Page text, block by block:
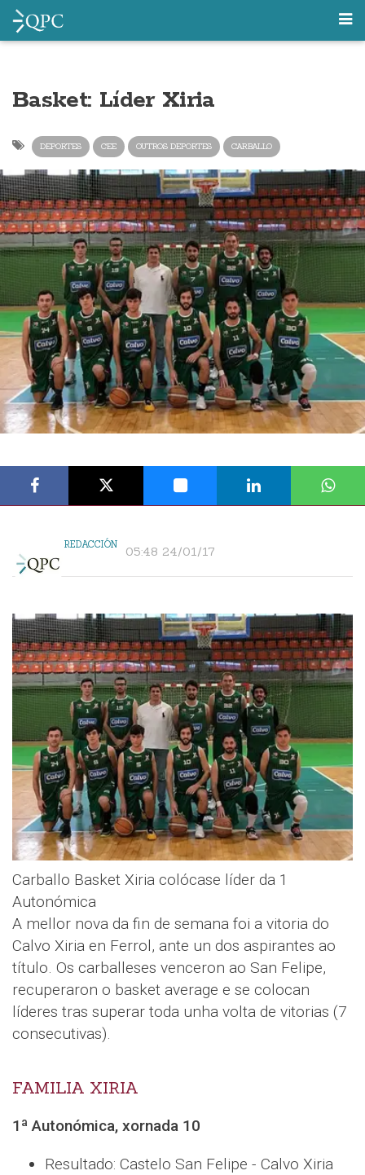
Basket: Líder Xiria
DEPORTES CEE OUTROS DEPORTES CARBALLO
REDACCIÓN 05:48 24/01/17
Carballo Basket Xiria colócase líder da 1
Autonómica
A mellor nova da fin de semana foi a vitoria do
Calvo Xiria en Ferrol, ante un dos aspirantes ao
título. Os carballeses venceron ao San Felipe,
recuperaron o basket average e se colocan
líderes tras superar toda unha volta de vitorias (7
consecutivas).
FAMILIA XIRIA
1ª Autonómica, xornada 10
Resultado: Castelo San Felipe - Calvo Xiria